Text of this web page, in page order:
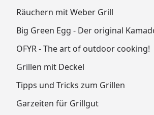
Räuchern mit Weber Grill
Big Green Egg - Der original
OFYR - The art of outdoor cooking!
Grillen mit Deckel
Tipps und Tricks zum Grillen
Garzeiten für Grillgut